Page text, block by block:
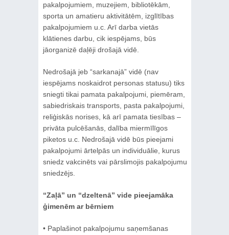
pakalpojumiem, muzejiem, bibliotēkām,
sporta un amatieru aktivitātēm, izglītības
pakalpojumiem u.c. Arī darba vietās
klātienes darbu, cik iespējams, būs
jāorganizē daļēji drošajā vidē.
Nedrošajā jeb “sarkanajā” vidē (nav
iespējams noskaidrot personas statusu) tiks
sniegti tikai pamata pakalpojumi, piemēram,
sabiedriskais transports, pasta pakalpojumi,
reliģiskās norises, kā arī pamata tiesības –
privāta pulcēšanās, dalība miermīlīgos
piketos u.c. Nedrošajā vidē būs pieejami
pakalpojumi ārtelpās un individuālie, kurus
sniedz vakcinēts vai pārslimojis pakalpojumu
sniedzējs.
“Zaļā” un “dzeltenā” vide pieejamāka
ģimenēm ar bērniem
• Paplašinot pakalpojumu saņemšanas